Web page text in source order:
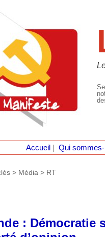
Accueil Qui
> Média > RT
: Démocratie